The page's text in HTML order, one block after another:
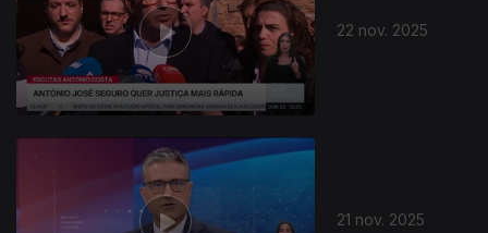
22 nov. 2025
21 nov. 2025